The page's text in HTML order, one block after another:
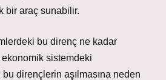
bir araç sunabilir.
bu direnç ne kadar
sistemdeki
dirençlerin aşılmasına neden